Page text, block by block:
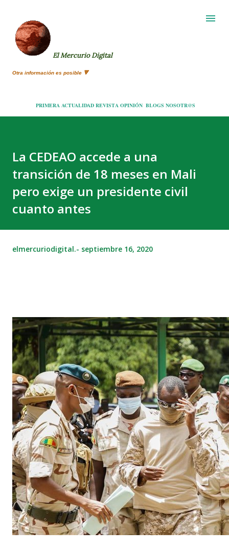
El Mercurio Digital
Otra información es posible 🔻
PRIMERA ACTUALIDAD REVISTA OPINIÓN BLOGS NOSOTR@S
La CEDEAO accede a una
transición de 18 meses en Mali
pero exige un presidente civil
cuanto antes
elmercuriodigital.- septiembre 16, 2020